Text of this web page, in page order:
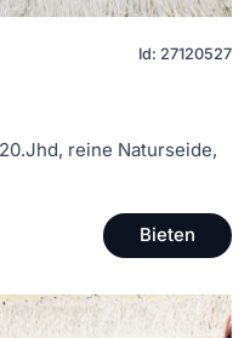
Id: 27120527
reine Naturseide,
Bieten